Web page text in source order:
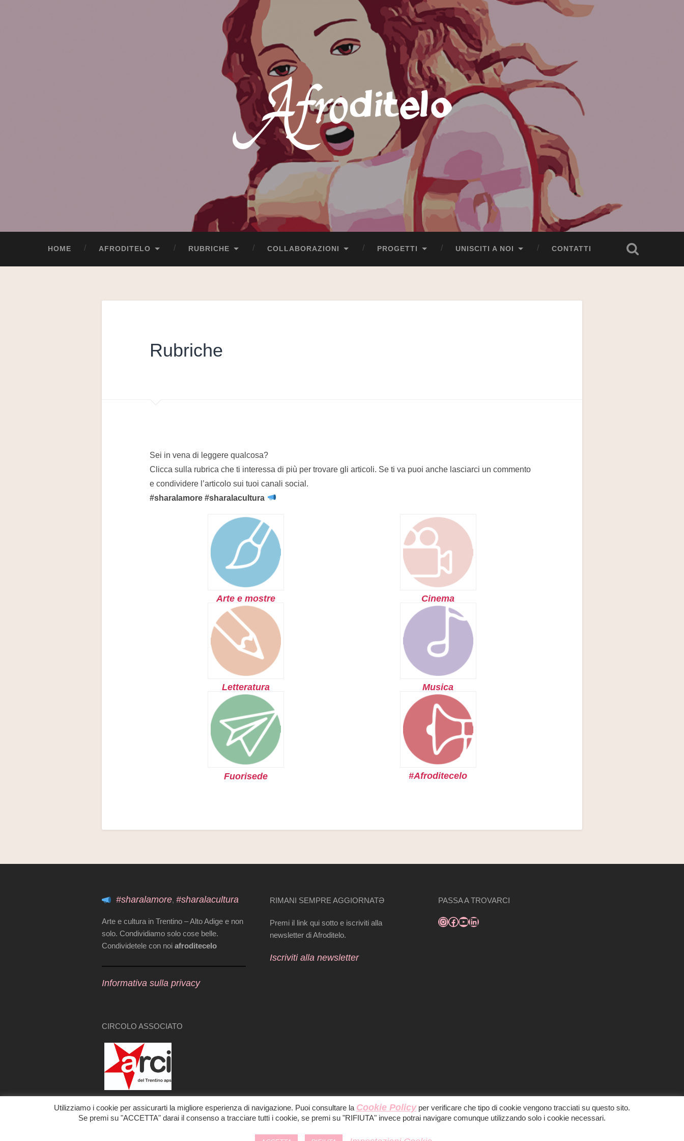
HOME AFRODITELO RUBRICHE COLLABORAZIONI PROGETTI UNISCITI A NOI CONTATTI
Rubriche
Sei in vena di leggere qualcosa?
Clicca sulla rubrica che ti interessa di più per trovare gli articoli. Se ti va puoi anche lasciarci un commento
e condividere l’articolo sui tuoi canali social.
#sharalamore #sharalacultura
Arte e mostre
Letteratura
Cinema
Musica
Fuorisede #Afroditecelo
#sharalamore, #sharalacultura
Arte e cultura in Trentino – Alto Adige e non
solo. Condividiamo solo cose belle.
Condividetele con noi afroditecelo
Informativa sulla privacy
CIRCOLO ASSOCIATO
RIMANI SEMPRE AGGIORNATƏ
Premi il link qui sotto e iscriviti alla
newsletter di Afroditelo.
Iscriviti alla newsletter
PASSA A TROVARCI
Utilizziamo i cookie per assicurarti la migliore esperienza di navigazione. Puoi consultare la Cookie Policyper verificare che tipo di cookie vengono tracciati su questo sito.
Se premi su "ACCETTA" darai il consenso a tracciare tutti i cookie, se premi su "RIFIUTA" invece potrai navigare comunque utilizzando solo i cookie necessari.